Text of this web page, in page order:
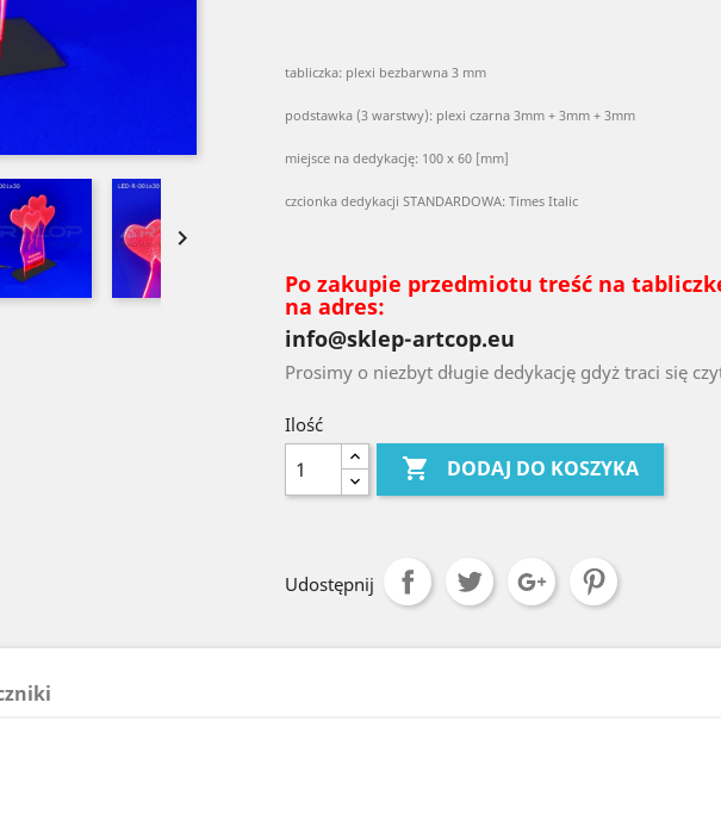

tabliczka: plexi bezbarwna 3 mm
podstawka (3 warstwy): plexi czarna 3mm + 3mm + 3mm
miejsce na dedykację: 100 x 60 [mm]
czcionka dedykacji STANDARDOWA: Times Italic
Po zakupie przedmiotu treść na
na adres:
info@sklep-artcop.eu
Prosimy o niezbyt długie dedykację gdyż traci się
Ilość
 DODAJ DO KOSZYKA
Udostępnij